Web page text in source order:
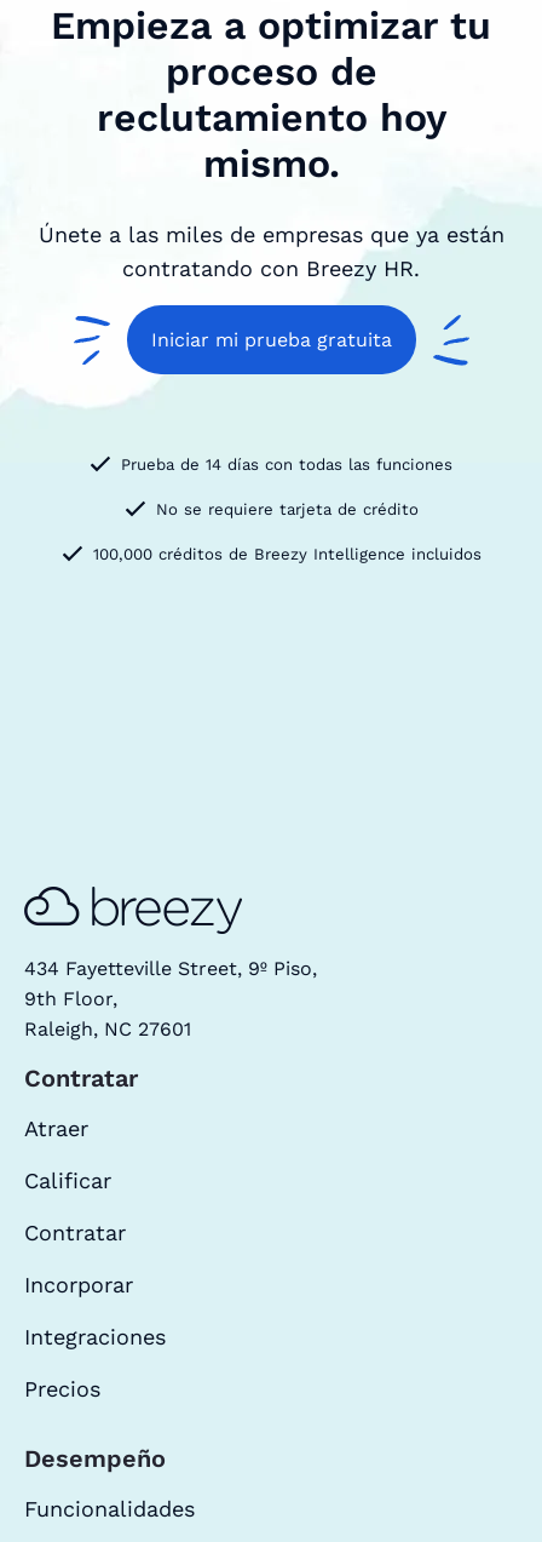
Empieza a optimizar tu
proceso de
reclutamiento hoy
mismo.
Únete a las miles de empresas que ya están
contratando con Breezy HR.
Iniciar mi prueba gratuita
Prueba de 14 días con todas las funciones
No se requiere tarjeta de crédito
100,000 créditos de Breezy Intelligence incluidos
434 Fayetteville Street, 9º Piso,
9th Floor,
Raleigh, NC 27601
Contratar
Atraer
Calificar
Contratar
Incorporar
Integraciones
Precios
Desempeño
Funcionalidades